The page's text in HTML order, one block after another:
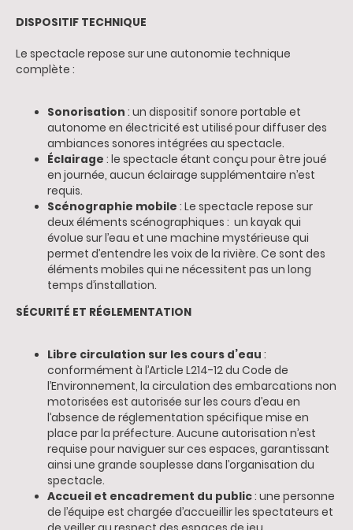
DISPOSITIF TECHNIQUE
Le spectacle repose sur une autonomie technique
complète :
Sonorisation : un dispositif sonore portable et
autonome en électricité est utilisé pour diffuser des
ambiances sonores intégrées au spectacle.
Éclairage : le spectacle étant conçu pour être joué
en journée, aucun éclairage supplémentaire n’est
requis.
Scénographie mobile : Le spectacle repose sur
deux éléments scénographiques : un kayak qui
évolue sur l’eau et une machine mystérieuse qui
permet d’entendre les voix de la rivière. Ce sont des
éléments mobiles qui ne nécessitent pas un long
temps d’installation.
SÉCURITÉ ET RÉGLEMENTATION
Libre circulation sur les cours d’eau :
conformément à l’Article L214-12 du Code de
l’Environnement, la circulation des embarcations non
motorisées est autorisée sur les cours d’eau en
l’absence de réglementation spécifique mise en
place par la préfecture. Aucune autorisation n’est
requise pour naviguer sur ces espaces, garantissant
ainsi une grande souplesse dans l’organisation du
spectacle.
Accueil et encadrement du public: une personne
de l’équipe est chargée d’accueillir les spectateurs et